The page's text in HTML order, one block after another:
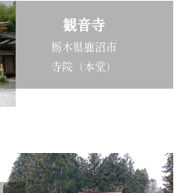
観音寺
栃木県鹿沼市
寺院（本堂）